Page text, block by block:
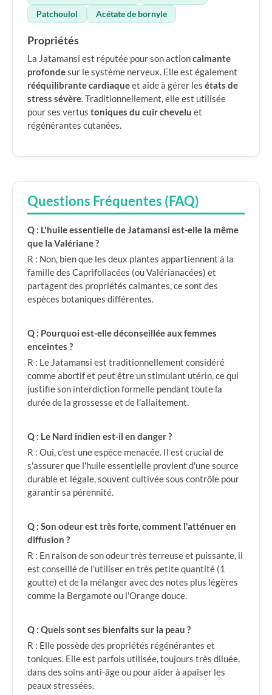
Patchoulol
Acétate de bornyle
Propriétés
La Jatamansi est réputée pour son actioncalmante
profondesur le système nerveux. Elle est également
rééquilibrante cardiaqueet aide à gérer les états de
stress sévère. Traditionnellement, elle est utilisée
pour ses vertus toniques du cuir chevelu et
régénérantes cutanées.
Questions Fréquentes (FAQ)
Q : L'huile essentielle de Jatamansi est-elle la même
que la Valériane ?
R : Non, bien que les deux plantes appartiennent à la
famille des Caprifoliacées (ou Valérianacées) et
partagent des propriétés calmantes, ce sont des
espèces botaniques différentes.
Q : Pourquoi est-elle déconseillée aux femmes
enceintes ?
R : Le Jatamansi est traditionnellement considéré
comme abortif et peut être un stimulant utérin, ce qui
justifie son interdiction formelle pendant toute la
durée de la grossesse et de l'allaitement.
Q : Le Nard indien est-il en danger ?
R : Oui, c'est une espèce menacée. Il est crucial de
s'assurer que l'huile essentielle provient d'une source
durable et légale, souvent cultivée sous contrôle pour
garantir sa pérennité.
Q : Son odeur est très forte, comment l'atténuer en
diffusion ?
R : En raison de son odeur très terreuse et puissante, il
est conseillé de l'utiliser en très petite quantité (1
goutte) et de la mélanger avec des notes plus légères
comme la Bergamote ou l'Orange douce.
Q : Quels sont ses bienfaits sur la peau ?
R : Elle possède des propriétés régénérantes et
toniques. Elle est parfois utilisée, toujours très diluée,
dans des soins anti-âge ou pour aider à apaiser les
peaux stressées.